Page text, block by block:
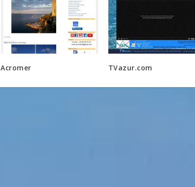
Acromer TVazur.com